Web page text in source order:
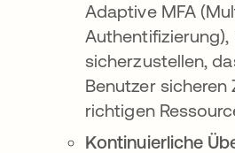
Adaptive MFA
Authentifizierung),
sicherzustellen,
Benutzer sicheren
richtigen
Kontinuierliche